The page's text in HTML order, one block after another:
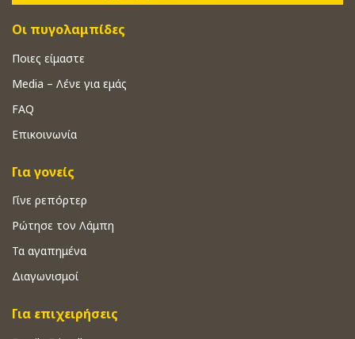
Οι πυγολαμπίδες
Ποιες είμαστε
Media – Λένε για εμάς
FAQ
Επικοινωνία
Για γονείς
Γίνε ρεπόρτερ
Ρώτησε τον Λάμπη
Τα αγαπημένα
Διαγωνισμοί
Για επιχειρήσεις